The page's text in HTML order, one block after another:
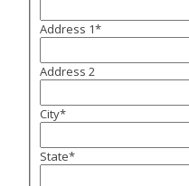
Address 1*
Address 2
City*
State*